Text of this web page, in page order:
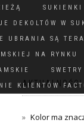
DEKOLTÓW W
UBRANIA SĄ
NA RYNKU
KLIENTÓW
Kolor ma